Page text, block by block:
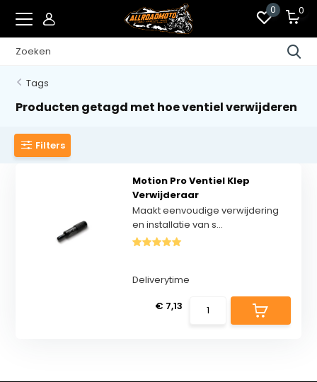
0 0
Tags
Producten getagd met hoe ventiel verwijderen
Filters
Motion Pro Ventiel Klep
Verwijderaar
Maakt eenvoudige verwijdering
en installatie van s...
Deliverytime
€ 7,13